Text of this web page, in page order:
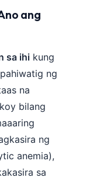
ang
sa ihi kung
ng
na
bilang
ng
anemia),
sa